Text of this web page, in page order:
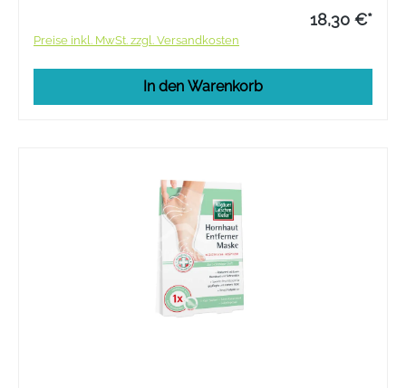
18,30 €*
Preise inkl. MwSt. zzgl. Versandkosten
In den Warenkorb